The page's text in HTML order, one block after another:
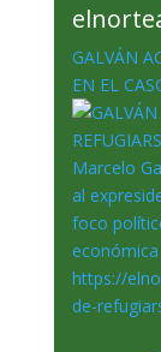
GALVÁN
EN EL